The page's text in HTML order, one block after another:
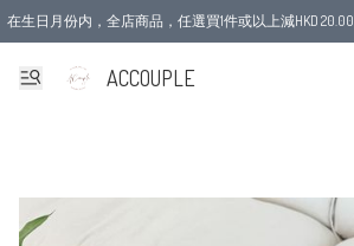
在生日月份内，全店商品，任選買1件或以上減HKD 20.00
ACCOUPLE